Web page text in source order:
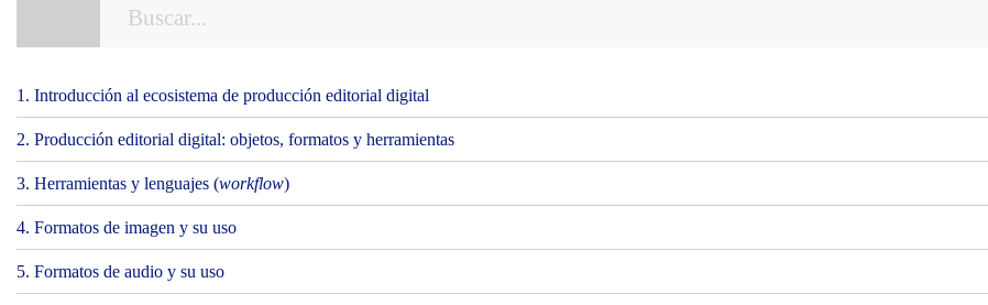
1. Introducción al ecosistema de producción editorial digital
2. Producción editorial digital: objetos, formatos y herramientas
3. Herramientas y lenguajes (workflow)
4. Formatos de imagen y su uso
5. Formatos de audio y su uso